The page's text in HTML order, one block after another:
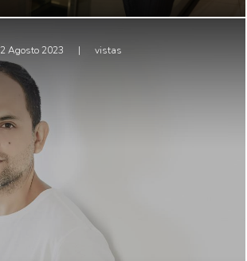
Agosto 2023 | vistas